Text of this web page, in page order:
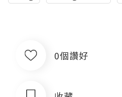
0個讚好